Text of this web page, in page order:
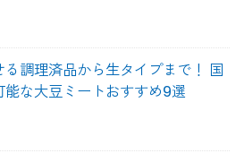
る調理済品から生タイプまで！ 国
能な大豆ミートおすすめ9選